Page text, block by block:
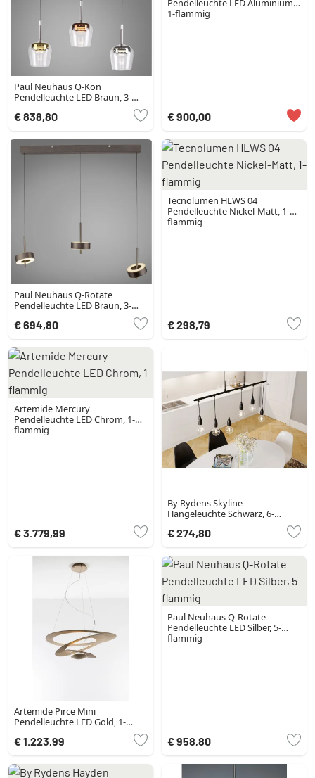
Paul Neuhaus Q-Kon
Pendelleuchte LED Braun, 3-
€ 838,80
Pendelleuchte LED Aluminium,
1-flammig
€ 900,00
Paul Neuhaus Q-Rotate
Pendelleuchte LED Braun, 3-
€ 694,80
Tecnolumen HLWS 04
Pendelleuchte Nickel-Matt, 1-
flammig
€ 298,79
Artemide Mercury
Pendelleuchte LED Chrom, 1-
flammig
€ 3.779,99
By Rydens Skyline
Hängeleuchte Schwarz, 6-
€ 274,80
Artemide Pirce Mini
Pendelleuchte LED Gold, 1-
€ 1.223,99
Paul Neuhaus Q-Rotate
Pendelleuchte LED Silber, 5-
flammig
€ 958,80